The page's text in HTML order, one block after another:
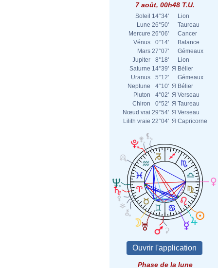
7 août, 00h48 T.U.
Soleil 14°34'
Lion
Lune 26°50'
Taureau
Mercure 26°06'
Cancer
Vénus
0°14'
Balance
Mars 27°07'
Gémeaux
Jupiter
8°18'
Lion
Saturne 14°39' Я Bélier
Uranus
5°12'
Gémeaux
Neptune
4°10' Я Bélier
Pluton
4°02' Я Verseau
Chiron
0°52' Я Taureau
Nœud vrai 29°54' Я Verseau
Lilith vraie 22°04' Я Capricorne
Phase de la lune